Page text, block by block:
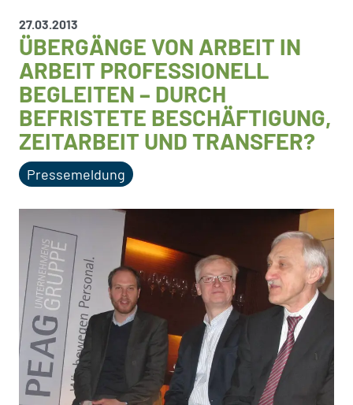
27.03.2013
ÜBERGÄNGE VON ARBEIT IN
ARBEIT PROFESSIONELL
BEGLEITEN – DURCH
BEFRISTETE BESCHÄFTIGUNG,
ZEITARBEIT UND TRANSFER?
Pressemeldung